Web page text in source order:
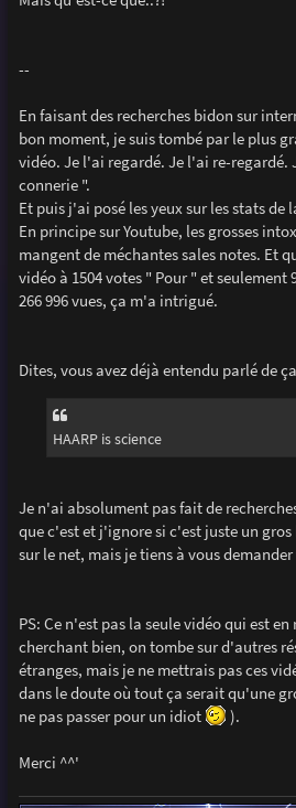
e
--
En faisant des recherches bidon sur
bon moment, je suis tombé par le plus
vidéo. Je l'ai regardé. Je l'ai re-regardé.
connerie ".
Et puis j'ai posé les yeux sur les stats de
En principe sur Youtube, les grosses
mangent de méchantes sales notes. Et
vidéo à 1504 votes " Pour " et seulement
266 996 vues, ça m'a intrigué.
Dites, vous avez déjà entendu parlé de
HAARP is science
Je n'ai absolument pas fait de
que c'est et j'ignore si c'est juste un
sur le net, mais je tiens à vous
PS: Ce n'est pas la seule vidéo qui est
cherchant bien, on tombe sur d'autres
étranges, mais je ne mettrais pas ces
dans le doute où tout ça serait qu'une
ne pas passer pour un idiot
).
Merci ^^'